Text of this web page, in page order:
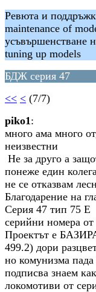
Ревюта и
maintenance of
усъвършенстване
tuning up models
БДЖ серия 47
<< < (7/7)
piko1:
много ама много
неизвестни
Не за друго а
понеже един
не се отказвам
Благодарение на
Серия 47 тип 75 Е
серийни номера
Проектът е
499.2) дори
но комунизма пада
подписва знаем
локомотиви от